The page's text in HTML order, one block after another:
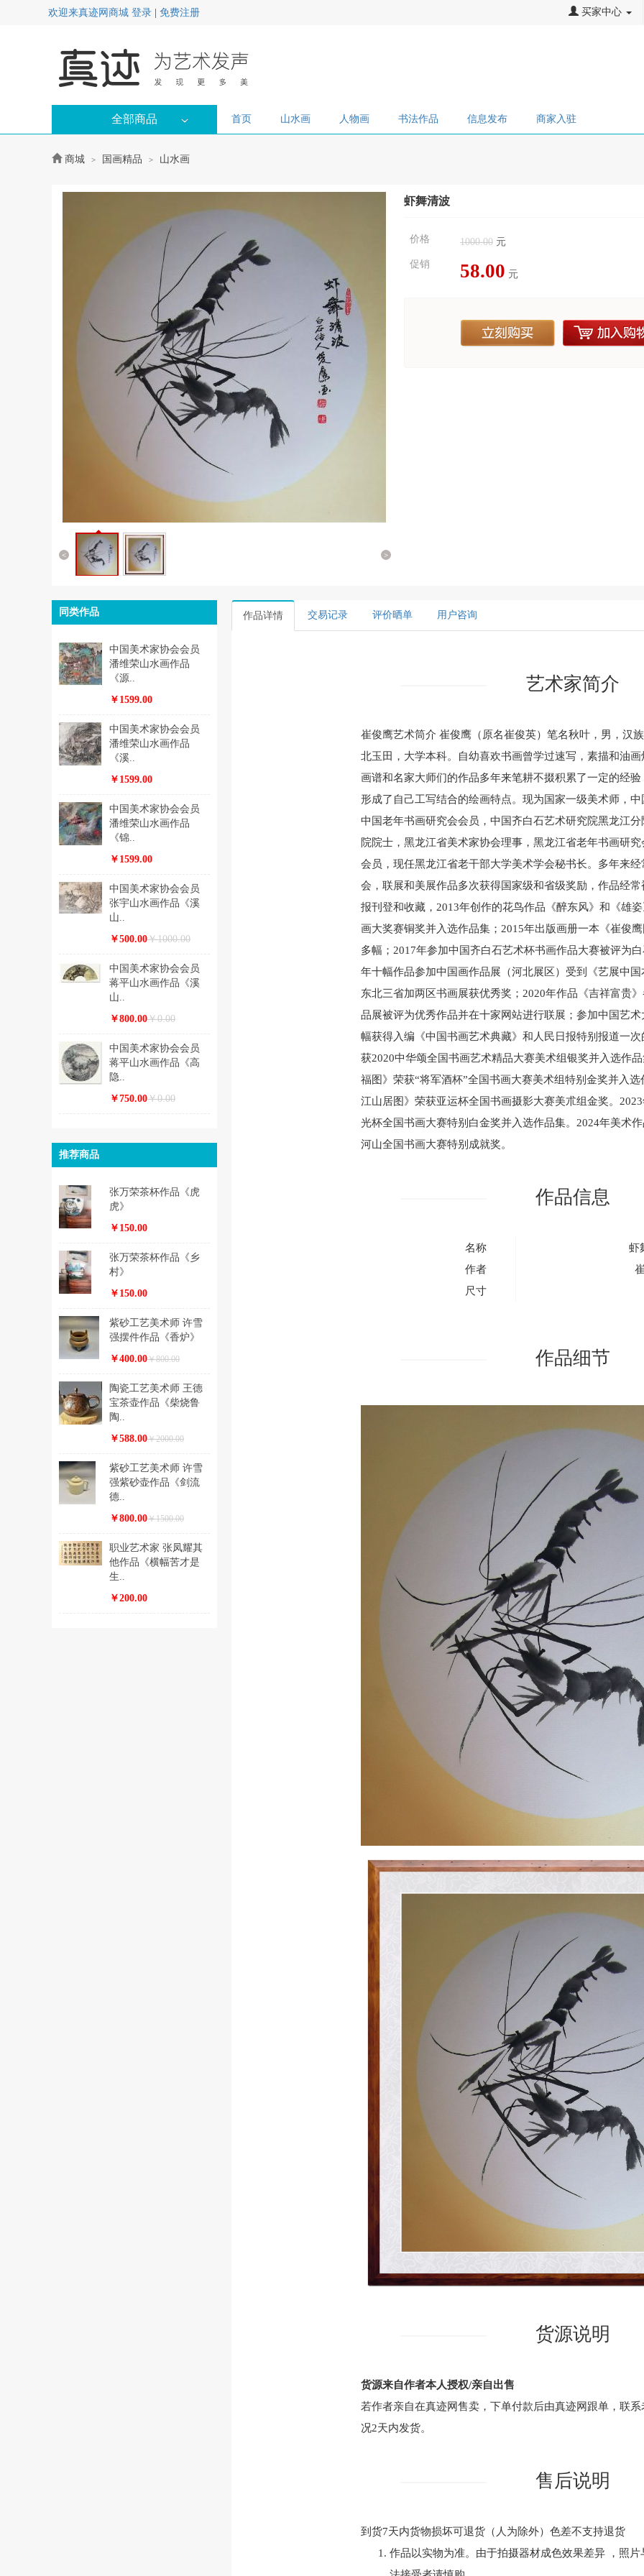
欢迎来真迹网商城 登录 免费注册 买家中心
全部商品 首页 山水画 人物画 书法作品 信息发布 商家入驻
商城 > 国画精品 > 山水画
< >
虾舞清波
价格 1000.00 元
促销 58.00 元
立刻购买 加入购物
同类作品
中国美术家协会会员
潘维荣山水画作品
《源..
￥1599.00
中国美术家协会会员
潘维荣山水画作品
《溪..
￥1599.00
中国美术家协会会员
潘维荣山水画作品
《锦..
￥1599.00
中国美术家协会会员
张宇山水画作品《溪
山..
￥500.00￥1000.00
中国美术家协会会员
蒋平山水画作品《溪
山..
￥800.00￥0.00
中国美术家协会会员
蒋平山水画作品《高
隐..
￥750.00￥0.00
推荐商品
张万荣茶杯作品《虎
虎》
￥150.00
张万荣茶杯作品《乡
村》
￥150.00
紫砂工艺美术师 许雪
强摆件作品《香炉》
￥400.00￥800.00
陶瓷工艺美术师 王德
宝茶壶作品《柴烧鲁
陶..
￥588.00￥2000.00
紫砂工艺美术师 许雪
强紫砂壶作品《剑流
德..
￥800.00￥1500.00
职业艺术家 张凤耀其
他作品《横幅苦才是
生..
￥200.00
作品详情 交易记录 评价晒单 用户咨询
艺术家简介
崔俊鹰艺术筒介 崔俊鹰（原名崔俊英）笔名秋叶，男，汉
北玉田，大学本科。自幼喜欢书画曾学过速写，素描和油
画谱和名家大师们的作品多年来笔耕不掇积累了一定的经
形成了自己工写结合的绘画特点。现为国家一级美术师，
中国老年书画研究会会员，中国齐白石艺术研究院黑龙江
院院士，黑龙江省美术家协会理事，黑龙江省老年书画研
会员，现任黑龙江省老干部大学美术学会秘书长。多年来
会，联展和美展作品多次获得国家级和省级奖励，作品经
报刊登和收藏，2013年创作的花鸟作品《醉东风》和《雄
画大奖赛铜奖并入选作品集；2015年出版画册一本《崔俊
多幅；2017年参加中国齐白石艺术杯书画作品大赛被评为
年十幅作品参加中国画作品展（河北展区）受到《艺展中
东北三省加两区书画展获优秀奖；2020年作品《吉祥富贵
品展被评为优秀作品并在十家网站进行联展；参加中国艺
幅获得入编《中国书画艺术典藏》和人民日报特别报道一
获2020中华颂全国书画艺术精品大赛美术组银奖并入选作
福图》荣获“将军酒杯”全国书画大赛美术组特别金奖并入
江山居图》荣获亚运杯全国书画摄影大赛美朮组金奖。
光杯全国书画大赛特别白金奖并入选作品集。2024年美术
河山全国书画大赛特别成就奖。
作品信息
名称
虾
作者
尺寸
作品细节
货源说明
货源来自作者本人授权/亲自出售
若作者亲自在真迹网售卖，下单付款后由真迹网跟单，联
况2天内发货。
售后说明
到货7天内货物损坏可退货（人为除外）色差不支持退货
作品以实物为准。由于拍摄器材成色效果差异 ，照